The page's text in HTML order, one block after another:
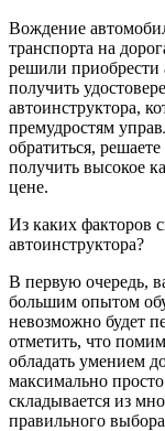
Вождение
транспорта на
решили приобрести
получить
автоинструктора,
премудростям
обратиться,
получить высокое
цене.
Из каких факторов
автоинструктора?
В первую очередь,
большим опытом
невозможно будет
отметить, что
обладать умением
максимально
складывается из
правильного